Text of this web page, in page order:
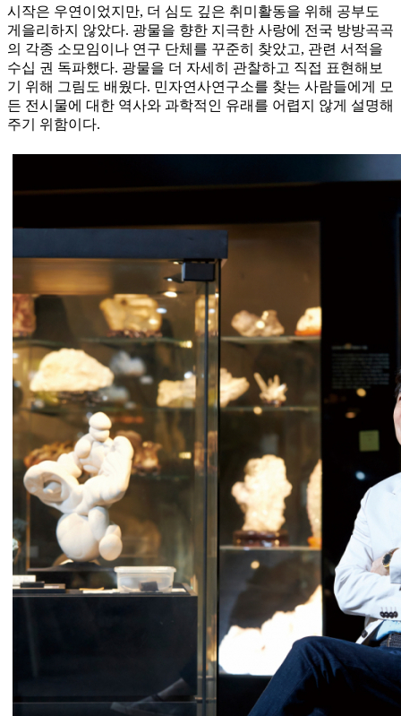
시작은 우연이었지만, 더 심도 깊은 취미활동을 위해 공부도
게을리하지 않았다. 광물을 향한 지극한 사랑에 전국 방방곡곡
의 각종 소모임이나 연구 단체를 꾸준히 찾았고, 관련 서적을
수십 권 독파했다. 광물을 더 자세히 관찰하고 직접 표현해보
기 위해 그림도 배웠다. 민자연사연구소를 찾는 사람들에게 모
든 전시물에 대한 역사와 과학적인 유래를 어렵지 않게 설명해
주기 위함이다.